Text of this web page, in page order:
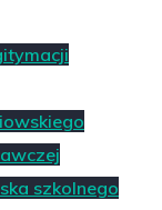
szkolnego